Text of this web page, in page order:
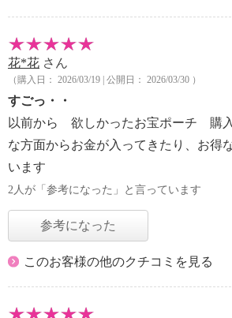
花*花 さん
（購入日： 2026/03/19 | 公開日： 2026/03/30 ）
すごっ・・
以前から 欲しかったお宝ポーチ 購
な方面からお金が入ってきたり、お得
います
2人が「参考になった」と言っています
参考になった
このお客様の他のクチコミを見る